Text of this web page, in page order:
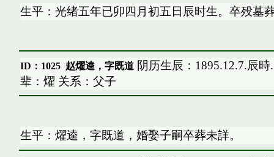
生平：光绪五年已卯四月初五日辰时生。卒殁墓
ID：1025 赵燿逵，字既道阴历生辰：1895.12.7.辰
辈：燿 关系：父子
生平：燿逵，字既道，婚娶子嗣卒葬未詳。